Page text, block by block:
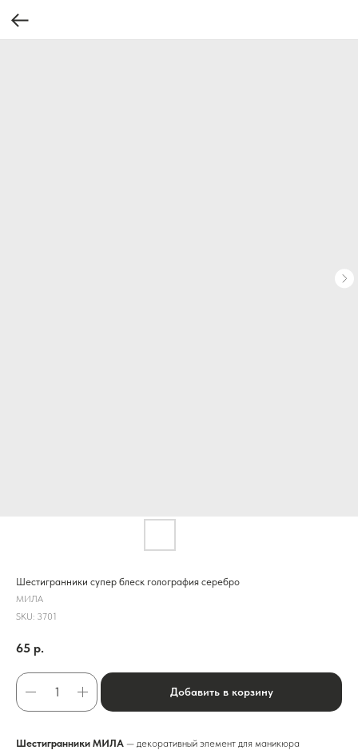
Шестигранники супер блеск голография серебро
МИЛА
SKU: 3701
65 р.
Добавить в корзину
Шестигранники МИЛА — декоративный элемент для маникюра